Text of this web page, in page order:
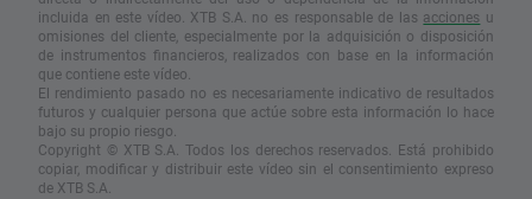
incluida en este vídeo. XTB S.A. no es responsable de las acciones u
omisiones del cliente, especialmente por la adquisición o disposición
de instrumentos financieros, realizados con base en la información
que contiene este vídeo.
El rendimiento pasado no es necesariamente indicativo de resultados
futuros y cualquier persona que actúe sobre esta información lo hace
bajo su propio riesgo.
Copyright © XTB S.A. Todos los derechos reservados. Está prohibido
copiar, modificar y distribuir este vídeo sin el consentimiento expreso
de XTB S.A.